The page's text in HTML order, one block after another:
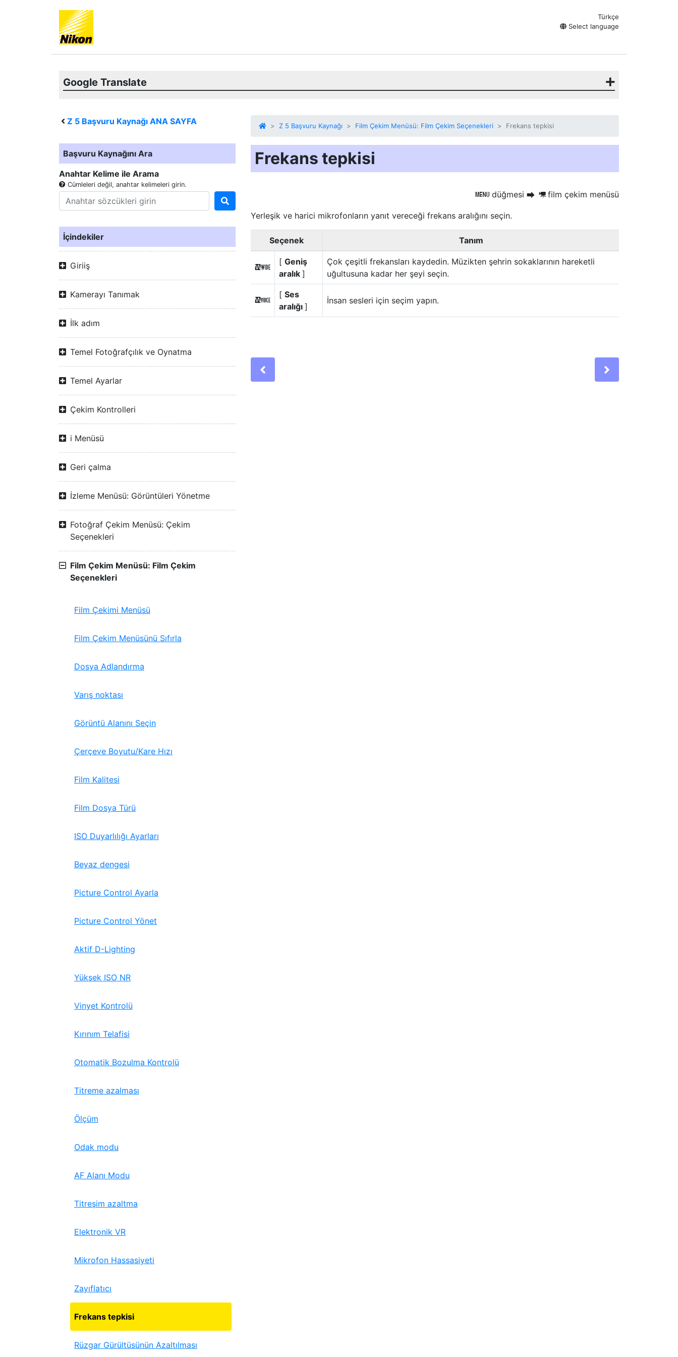
Türkçe
Select language
Google Translate
Z 5 Başvuru Kaynağı ANA SAYFA
Başvuru Kaynağını Ara
Anahtar Kelime ile Arama
Cümleleri değil, anahtar kelimeleri girin.
İçindekiler
Giriiş
Kamerayı Tanımak
İlk adım
Temel Fotoğrafçılık ve Oynatma
Temel Ayarlar
Çekim Kontrolleri
i Menüsü
Geri çalma
İzleme Menüsü: Görüntüleri Yönetme
Fotoğraf Çekim Menüsü: Çekim
Seçenekleri
Film Çekim Menüsü: Film Çekim
Seçenekleri
Film Çekimi Menüsü
Film Çekim Menüsünü Sıfırla
Dosya Adlandırma
Varış noktası
Görüntü Alanını Seçin
Çerçeve Boyutu/Kare Hızı
Film Kalitesi
Film Dosya Türü
ISO Duyarlılığı Ayarları
Beyaz dengesi
Picture Control Ayarla
Picture Control Yönet
Aktif D-Lighting
Yüksek ISO NR
Vinyet Kontrolü
Kırınım Telafisi
Otomatik Bozulma Kontrolü
Titreme azalması
Ölçüm
Odak modu
AF Alanı Modu
Titreşim azaltma
Elektronik VR
Mikrofon Hassasiyeti
Zayıflatıcı
Frekans tepkisi
Rüzgar Gürültüsünün Azaltılması
Z 5 Başvuru Kaynağı Film Çekim Menüsü: Film Çekim Seçenekleri Frekans tepkisi
Frekans tepkisi
G düğmesi U 1 film çekim menüsü
Yerleşik ve harici mikrofonların yanıt vereceği frekans aralığını seçin.
Seçenek Tanım
S
[ Geniş
aralık ]
Çok çeşitli frekansları kaydedin. Müzikten şehrin sokaklarının hareketli
uğultusuna kadar her şeyi seçin.
T
[ Ses
aralığı ]
İnsan sesleri için seçim yapın.